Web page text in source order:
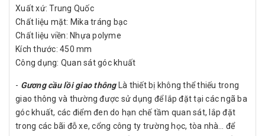
Xuất xứ: Trung Quốc
Chất liệu mặt: Mika tráng bạc
Chất liệu viền: Nhựa polyme
Kích thước: 450 mm
Công dụng: Quan sát góc khuất
- Gương cầu lồi giao thôngLà thiết bị không thể thiếu trong
giao thông và thường được sử dụng để lắp đặt tại các ngã ba
góc khuất, các điểm đen do hạn chế tầm quan sát, lắp đặt
trong các bãi đỗ xe, cổng công ty trường học, tòa nhà… để